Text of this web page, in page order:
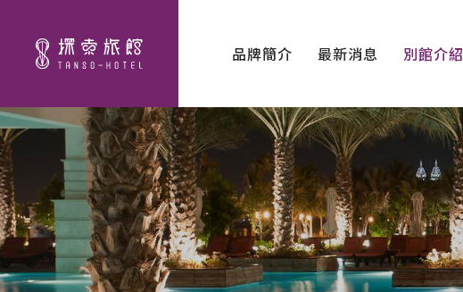
品牌簡介 最新消息 別館介紹